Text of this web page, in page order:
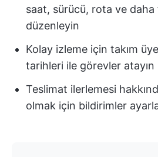
saat, sürücü, rota ve daha
düzenleyin
Kolay izleme için takım
tarihleri ile görevler atayın
Teslimat ilerlemesi
olmak için bildirimler